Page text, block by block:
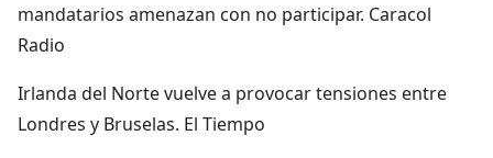
mandatarios amenazan con no participar. Caracol
Radio
Irlanda del Norte vuelve a provocar tensiones entre
Londres y Bruselas. El Tiempo